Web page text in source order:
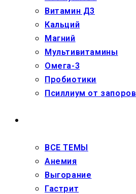
Витамин Д3
Кальций
Магний
Мультивитамины
Омега-3
Пробиотики
Псиллиум от запоров
ВСЕ ТЕМЫ
Анемия
Выгорание
Гастрит